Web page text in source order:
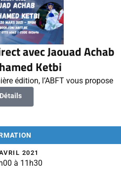
avec Jaouad Achab
Ketbi
édition, l’ABFT vous propose
Détails
2021
à 11h30